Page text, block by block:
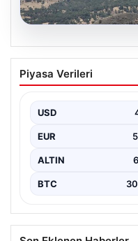
06.08.2026
Adıyaman’da
müdahale ediyor
Alınmaya Çalışılıyor",
Gerger…
Piyasa Verileri
USD
EUR
ALTIN
BTC